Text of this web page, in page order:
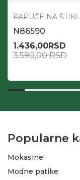
PAPUČE NA
N86590
1.436,00RSD
3.590,00RSD
Popularne
Mokasine
Modne patike